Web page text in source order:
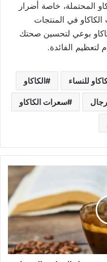
المحتملة، خاصة أضرار
الكاكاو في المنتجات
بوعي لتحسين صحتك
لتعظيم الفائدة.
للنساء الكاكاو
سعرات الكاكاو